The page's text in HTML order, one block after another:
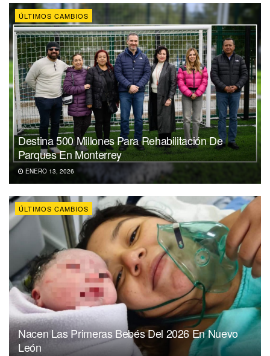
ÚLTIMOS CAMBIOS
Destina 500 Millones Para Rehabilitación De
Parques En Monterrey
ENERO 13, 2026
ÚLTIMOS CAMBIOS
Nacen Las Primeras Bebés Del 2026 En Nuevo
León